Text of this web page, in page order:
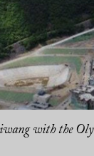
with the